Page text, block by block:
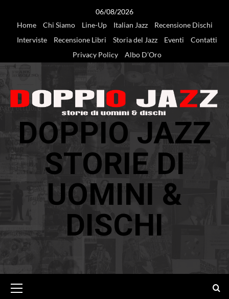
06/08/2026
Home
Chi Siamo Line-Up Italian Jazz
Recensione Dischi
Interviste
Recensione Libri Storia del Jazz Eventi
Contatti
Privacy Policy
Albo D’Oro
DOPPIO JAZZ
STORIE DI
UOMINI &
DISCHI
principale